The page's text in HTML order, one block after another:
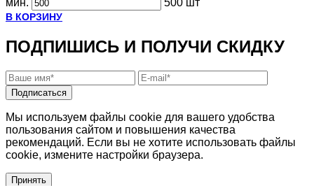
В КОРЗИНУ
ПОДПИШИСЬ И ПОЛУЧИ СКИДКУ
Подписаться
Мы используем файлы cookie для вашего удобства
пользования сайтом и повышения качества
рекомендаций. Если вы не хотите использовать файлы
cookie, измените настройки браузера.
Принять